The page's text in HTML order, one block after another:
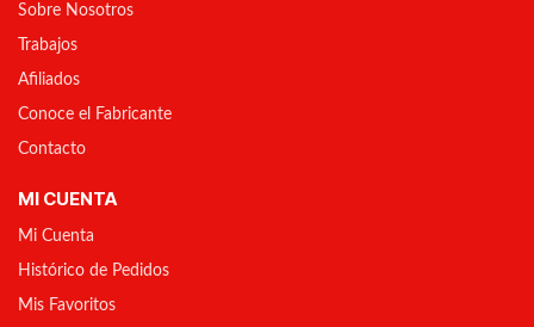
Sobre Nosotros
Trabajos
Afiliados
Conoce el Fabricante
Contacto
MI CUENTA
Mi Cuenta
Histórico de Pedidos
Mis Favoritos